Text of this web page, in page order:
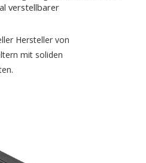
verstellbarer
Hersteller von
mit soliden